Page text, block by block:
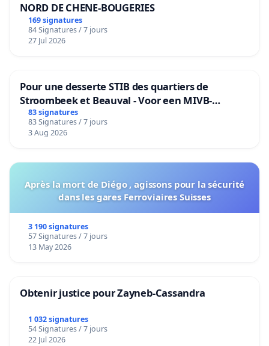
NORD DE CHENE-BOUGERIES
169 signatures
84 Signatures / 7 jours
27 Jul 2026
Pour une desserte STIB des quartiers de
Stroombeek et Beauval - Voor een MIVB-
bediening van de wijken Strombeek en Het
Voor
83 signatures
83 Signatures / 7 jours
3 Aug 2026
Après la mort de Diégo , agissons pour la sécurité
dans les gares Ferroviaires Suisses
3 190 signatures
57 Signatures / 7 jours
13 May 2026
Obtenir justice pour Zayneb-Cassandra
1 032 signatures
54 Signatures / 7 jours
22 Jul 2026